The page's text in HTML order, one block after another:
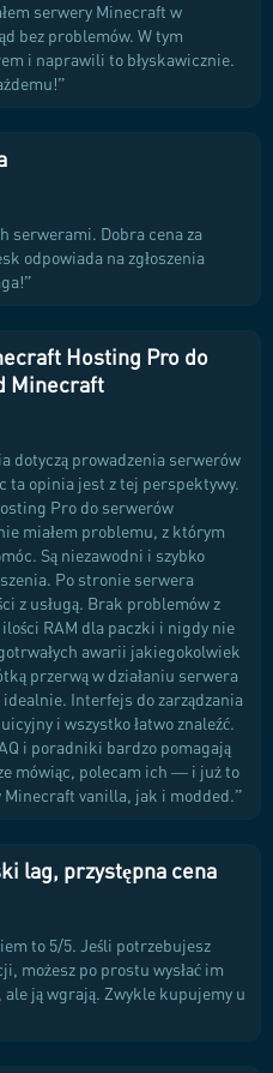
serwery Minecraft w
bez problemów. W tym
i naprawili to błyskawicznie.
serwerami. Dobra cena za
odpowiada na zgłoszenia
Hosting Pro do
Minecraft
dotyczą prowadzenia serwerów
ta opinia jest z tej perspektywy.
Pro do serwerów
miałem problemu, z którym
Są niezawodni i szybko
Po stronie serwera
z usługą. Brak problemów z
RAM dla paczki i nigdy nie
awarii jakiegokolwiek
przerwą w działaniu serwera
idealnie. Interfejs do zarządzania
i wszystko łatwo znaleźć.
i poradniki bardzo pomagają
mówiąc, polecam ich — i już to
vanilla, jak i modded.
lag, przystępna cena
to 5/5. Jeśli potrzebujesz
możesz po prostu wysłać im
ją wgrają. Zwykle kupujemy u